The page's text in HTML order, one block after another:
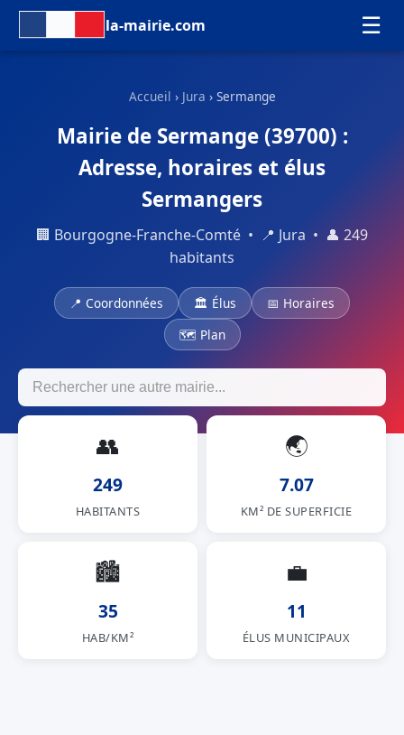
la-mairie.com ☰
Accueil › Jura › Sermange
Mairie de Sermange (39700) :
Adresse, horaires et élus
Sermangers
🏢 Bourgogne-Franche-Comté • 📍 Jura • 👤 249
habitants
📍 Coordonnées 🏛 Élus
📅 Horaires
🗺 Plan
👥
249
HABITANTS
🌏
7.07
KM² DE SUPERFICIE
🏙
35
HAB/KM²
💼
11
ÉLUS MUNICIPAUX